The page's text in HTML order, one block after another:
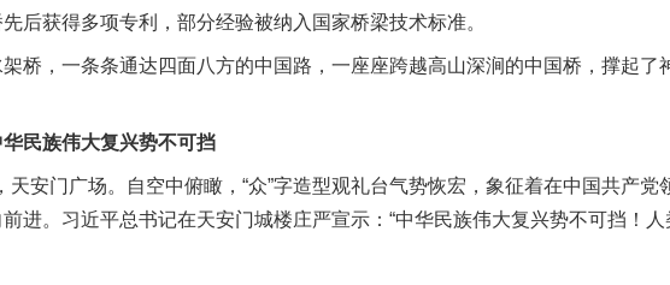
后获得多项专利，部分经验被纳入国家桥梁技术标准。
，一条条通达四面八方的中国路，一座座跨越高山深涧的中国桥，撑起了
民族伟大复兴势不可挡
门广场。自空中俯瞰，“众”字造型观礼台气势恢宏，象征着在中国共产党
进。习近平总书记在天安门城楼庄严宣示：“中华民族伟大复兴势不可挡！